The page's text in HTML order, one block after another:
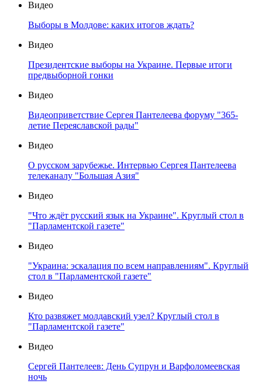
Видео
Выборы в Молдове: каких итогов ждать?
Видео
Президентские выборы на Украине. Первые итоги
предвыборной гонки
Видео
Видеоприветствие Сергея Пантелеева форуму "365-
летие Переяславской рады"
Видео
О русском зарубежье. Интервью Сергея Пантелеева
телеканалу "Большая Азия"
Видео
"Что ждёт русский язык на Украине". Круглый стол в
"Парламентской газете"
Видео
"Украина: эскалация по всем направлениям". Круглый
стол в "Парламентской газете"
Видео
Кто развяжет молдавский узел? Круглый стол в
"Парламентской газете"
Видео
Сергей Пантелеев: День Супрун и Варфоломеевская
ночь